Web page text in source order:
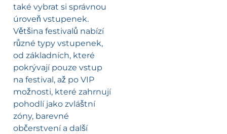
také vybrat si správnou
úroveň vstupenek.
Většina festivalů nabízí
různé typy vstupenek,
od základních, které
pokrývají pouze vstup
na festival, až po VIP
možnosti, které zahrnují
pohodlí jako zvláštní
zóny, barevné
občerstvení a další